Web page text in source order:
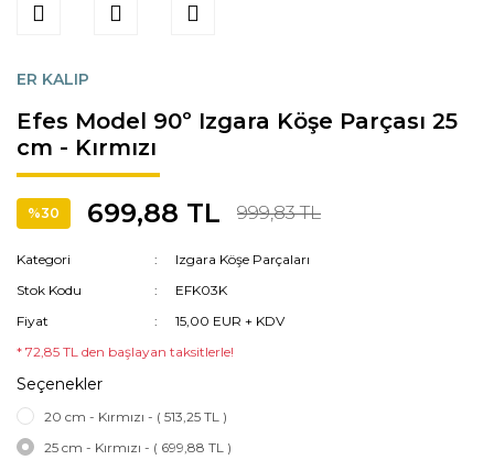
ER KALIP
Efes Model 90º Izgara Köşe Parçası 25
cm - Kırmızı
%30 699,88 TL 999,83 TL
Kategori
Izgara Köşe Parçaları
Stok Kodu
EFK03K
Fiyat
15,00 EUR + KDV
* 72,85 TL den başlayan taksitlerle!
Seçenekler
20 cm - Kırmızı - ( 513,25 TL )
25 cm - Kırmızı - ( 699,88 TL )